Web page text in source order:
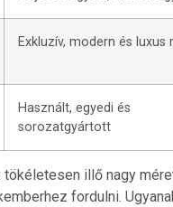
Exkluzív, modern és luxus
Használt, egyedi és
sorozatgyártott
illő nagy
fordulni.